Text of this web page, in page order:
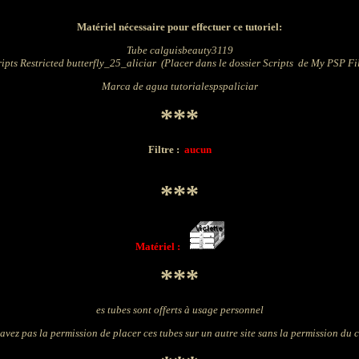
Matériel nécessaire pour effectuer ce tutoriel:
Tube calguisbeauty3119
Restricted butterfly_25_aliciar (Placer dans le dossier Scripts de My PSP
Marca de agua tutorialespspaliciar
***
Filtre : aucun
***
Matériel :
***
es tubes sont offerts à usage personnel
pas la permission de placer ces tubes sur un autre site sans la permission du